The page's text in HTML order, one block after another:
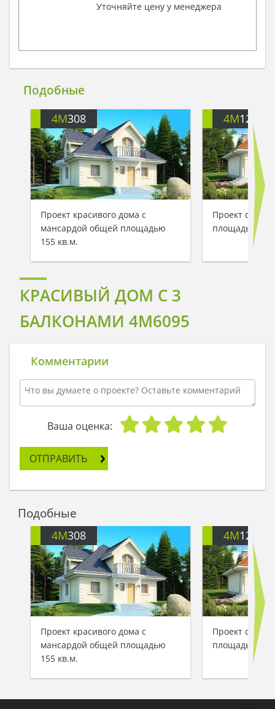
Уточняйте цену у менеджера
Подобные
4M308
Проект красивого дома с
мансардой общей площадью
155 кв.м.
4M122
Проект
площадью
КРАСИВЫЙ ДОМ С 3
БАЛКОНАМИ 4M6095
Комментарии
Ваша оценка:
ОТПРАВИТЬ
Подобные
4M308
Проект красивого дома с
мансардой общей площадью
155 кв.м.
4M122
Проект
площадью